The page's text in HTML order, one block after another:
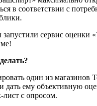
в соответствии с
сервис оценки
один из магазинов
дать ему объективную
лист с опросом.